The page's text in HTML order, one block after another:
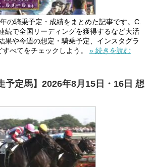
の騎乗予定・成績をまとめた記事です。C.
続で全国リーディングを獲得するなど大活
果や今週の想定・騎乗予定、インスタグラ
べてをチェックしよう。 » 続きを読む
予定馬】2026年8月15日・16日 想